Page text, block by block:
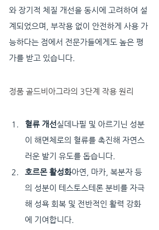
와 장기적 체질 개선을 동시에 고려하여 설
계되었으며, 부작용 없이 안전하게 사용 가
능하다는 점에서 전문가들에게도 높은 평
가를 받고 있습니다.
정품 골드비아그라의 3단계 작용 원리
혈류 개선실데나필 및 아르기닌 성분
이 해면체로의 혈류를 촉진해 자연스
러운 발기 유도를 돕습니다.
호르몬 활성화아연, 마카, 복분자 등
의 성분이 테스토스테론 분비를 자극
해 성욕 회복 및 전반적인 활력 강화
에 기여합니다.